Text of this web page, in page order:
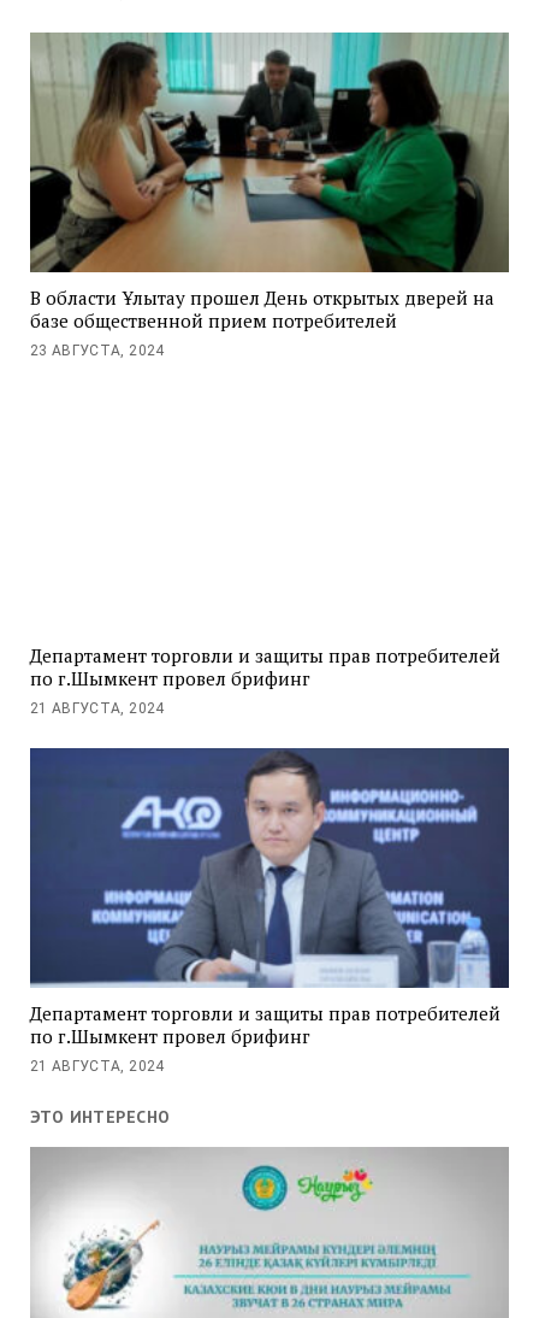
В области Ұлытау прошел День открытых дверей на
базе общественной прием потребителей
23 АВГУСТА, 2024
Департамент торговли и защиты прав потребителей
по г.Шымкент провел брифинг
21 АВГУСТА, 2024
Департамент торговли и защиты прав потребителей
по г.Шымкент провел брифинг
21 АВГУСТА, 2024
ЭТО ИНТЕРЕСНО